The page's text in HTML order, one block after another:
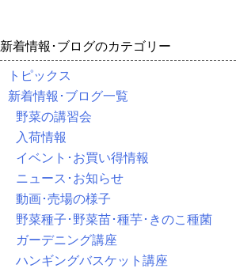
新着情報･ブログのカテゴリー
トピックス
新着情報･ブログ一覧
野菜の講習会
入荷情報
イベント･お買い得情報
ニュース･お知らせ
動画･売場の様子
野菜種子･野菜苗･種芋･きのこ種菌
ガーデニング講座
ハンギングバスケット講座